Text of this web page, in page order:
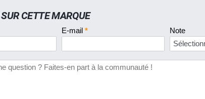
CETTE MARQUE
E-mail* Note